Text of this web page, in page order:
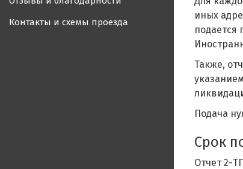
Контакты и схемы проезда
иных
подается
Также,
Подача
Срок
Отчет 2-